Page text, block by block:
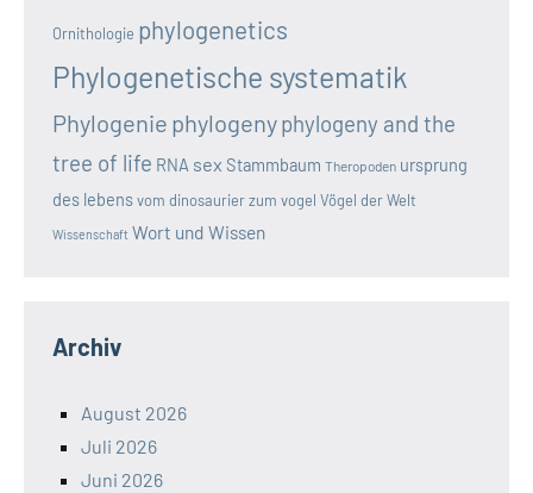
Ornithologie phylogenetics
Phylogenetische systematik
Phylogenie phylogenyphylogeny and the
tree of life RNA sex Stammbaum Theropoden ursprung
des lebensvom dinosaurier zum vogel Vögel der Welt
Wissenschaft Wort und Wissen
Archiv
August 2026
Juli 2026
Juni 2026